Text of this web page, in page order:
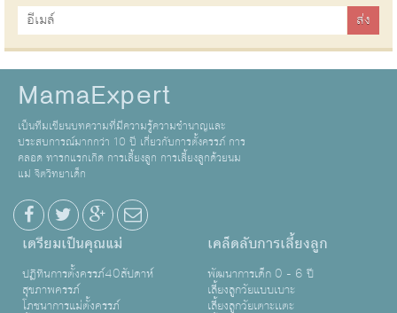
MamaExpert
เป็นทีมเขียนบทความที่มีความรู้ความชำนาญและ
ประสบการณ์มากกว่า 10 ปี เกี่ยวกับการตั้งครรภ์ การ
คลอด ทารกแรกเกิด การเลี้ยงลูก การเลี้ยงลูกด้วยนม
แม่ จิตวิทยาเด็ก
เตรียมเป็นคุณแม่
ปฏิทินการตั้งครรภ์40สัปดาห์
สุขภาพครรภ์
โภชนาการแม่ตั้งครรภ์
เคล็ดลับการเลี้ยงลูก
พัฒนาการเด็ก 0 - 6 ปี
เลี้ยงลูกวัยแบบเบาะ
เลี้ยงลูกวัยเตาะเเตะ